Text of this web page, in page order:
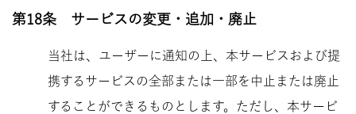
第18条 サービスの変更・追加・廃止
当社は、ユーザーに通知の上、本サービスおよび提
携するサービスの全部または一部を中止または廃止
することができるものとします。ただし、本サービ